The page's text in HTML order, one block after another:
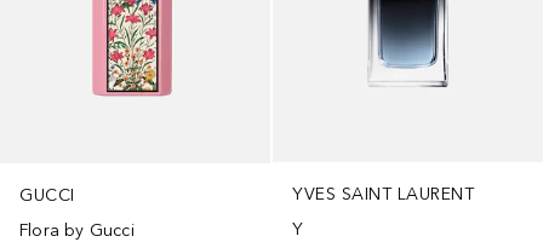
GUCCI
Flora by Gucci
YVES SAINT LAURENT
Y